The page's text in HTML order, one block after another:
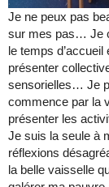
Je ne peux pas
sur mes pas… Je
le temps
présenter
sensorielles… Je
commence par la
présenter les
Je suis la seule à
réflexions
la belle vaisselle